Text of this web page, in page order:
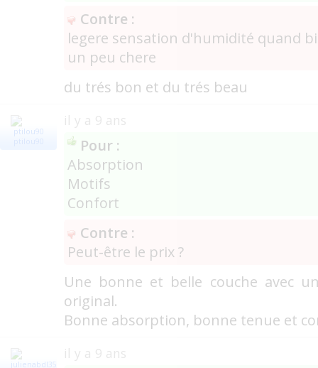
Contre :
legere sensation d'humidité quand
un peu chere
du trés bon et du trés beau
ptilou90
il y a 9 ans
Pour :
Absorption
Motifs
Confort
Contre :
Peut-être le prix ?
Une bonne et belle couche avec
original.
Bonne absorption, bonne tenue et
il y a 9 ans